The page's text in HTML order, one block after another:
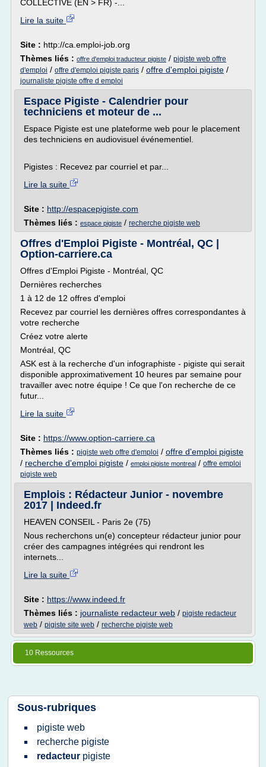
COLLECTIVE (EN > FR) -...
Lire la suite
Site : http://ca.emploi-job.org
Thèmes liés : offre d'emploi traducteur pigiste / pigiste web offre
d'emploi / offre d'emploi pigiste paris / offre d'emploi pigiste /
journaliste pigiste offre d emploi
Espace Pigiste - Calendrier pour
techniciens et moteur de ...
Espace Pigiste est une plateforme web pour le placement
des techniciens en audiovisuel événementiel.
Pigistes : Recevez par courriel et par...
Lire la suite
Site : http://espacepigiste.com
Thèmes liés : espace pigiste / recherche pigiste web
Offres d'Emploi Pigiste - Montréal, QC |
Option-carriere.ca
Offres d'Emploi Pigiste - Montréal, QC
Dernières recherches
1 à 12 de 12 offres d'emploi
Recevez par courriel les dernières offres correspondantes à
votre recherche
Créez votre alerte
Montréal, QC
ASK est à la recherche d'un infographiste - pigiste qui serait
disponible approximativement 10 heures par semaine pour
travailler avec notre équipe ! Ce que l'on recherche de ce
futur...
Lire la suite
Site : https://www.option-carriere.ca
Thèmes liés : pigiste web offre d'emploi / offre d'emploi pigiste
/ recherche d'emploi pigiste / emploi pigiste montreal / offre emploi
pigiste web
Emplois : Rédacteur Junior - novembre
2017 | Indeed.fr
HEAVEN CONSEIL - Paris 2e (75)
Nous recherchons un(e) concepteur rédacteur junior pour
créer des campagnes intégrées qui rendront les
internets...
Lire la suite
Site : https://www.indeed.fr
Thèmes liés : journaliste redacteur web / pigiste redacteur
web / pigiste site web / recherche pigiste web
10 Ressources
Sous-rubriques
pigiste web
recherche pigiste
redacteur pigiste